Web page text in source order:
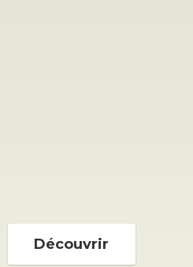
Découvrir